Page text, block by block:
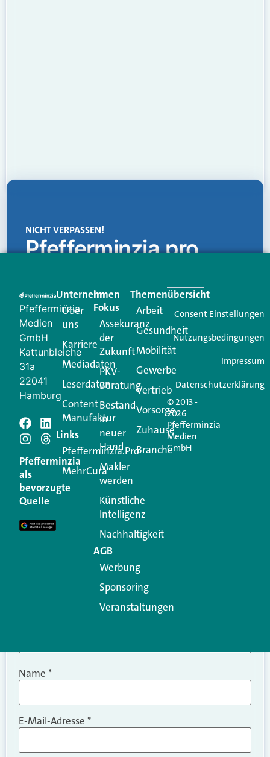
NICHT VERPASSEN!
Pfefferminzia.pro
Creator für Ihre Kundenkommunikation. Alles, was
Ihren Vertriebsalltag leichter macht. Mit nur einem
Login.
Jetzt anmelden
Schreiben Sie einen
Kommentar
Ihre E-Mail-Adresse wird nicht veröffentlicht.
Erforderliche Felder sind mit
Kommentar
Name *
E-Mail-Adresse *
Pfefferminzia
Medien
GmbH
Kattunbleiche
31a
22041
Hamburg
Pfefferminzia
als
bevorzugte
Quelle
Unternehmen
Über
uns
Karriere
Mediadaten
Leserdaten
Content
Manufaktur
Links
Pfefferminzia.Pro
MehrCura
Im
Fokus
Assekuranz
der
Zukunft
PKV-
Beratung
Bestand
in
neuer
Hand
Makler
werden
Künstliche
Intelligenz
Nachhaltigkeit
AGB
Werbung
Sponsoring
Veranstaltungen
Themenübersicht
Arbeit
Gesundheit
Mobilität
Gewerbe
Vertrieb
Vorsorge
Zuhause
Branche
© 2013 -
2026
Pfefferminzia
Medien
GmbH
Consent Einstellungen
Nutzungsbedingungen
Impressum
Datenschutzerklärung